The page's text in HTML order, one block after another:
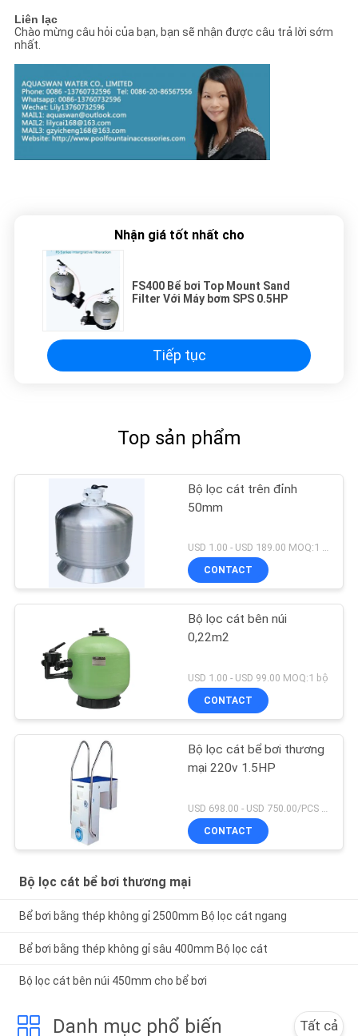
Liên lạc
Chào mừng câu hỏi của bạn, bạn sẽ nhận được câu trả lời sớm
nhất.
Nhận giá tốt nhất cho
FS400 Bể bơi Top Mount Sand
Filter Với Máy bơm SPS 0.5HP
Tiếp tục
Top sản phẩm
Bộ lọc cát trên đỉnh
50mm
USD 1.00 - USD 189.00 MOQ:1 bộ
CONTACT
Bộ lọc cát bên núi
0,22m2
USD 1.00 - USD 99.00 MOQ:1 bộ
CONTACT
Bộ lọc cát bể bơi thương
mại 220v 1.5HP
CONTACT
Bộ lọc cát bể bơi thương mại
Bể bơi bằng thép không gỉ 2500mm Bộ lọc cát ngang
Bể bơi bằng thép không gỉ sâu 400mm Bộ lọc cát
Bộ lọc cát bên núi 450mm cho bể bơi
Danh mục phổ biến Tất cả